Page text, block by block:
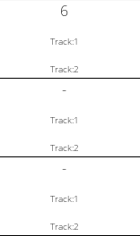
6
Track:1
Track:2
-
Track:1
Track:2
-
Track:1
Track:2